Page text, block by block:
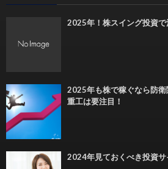
2025年！株スイング投資
2025年も株で稼ぐなら防
重工は要注目！
2024年見ておくべき投資サ